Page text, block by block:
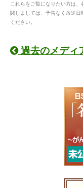
これらをご覧になりたい方は
関しましては、予告なく放送
ください。
過去のメディ